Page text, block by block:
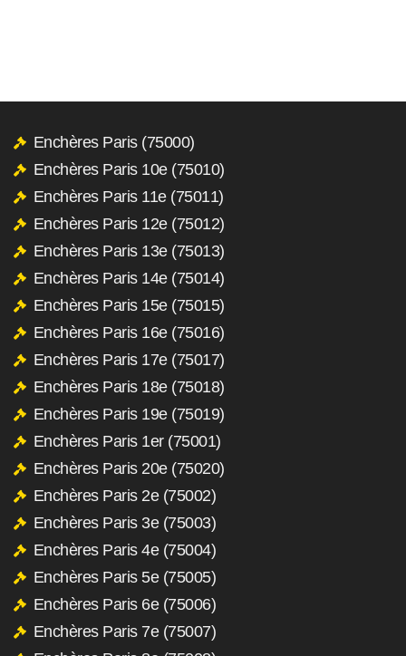
Enchères Paris (75000)
Enchères Paris 10e (75010)
Enchères Paris 11e (75011)
Enchères Paris 12e (75012)
Enchères Paris 13e (75013)
Enchères Paris 14e (75014)
Enchères Paris 15e (75015)
Enchères Paris 16e (75016)
Enchères Paris 17e (75017)
Enchères Paris 18e (75018)
Enchères Paris 19e (75019)
Enchères Paris 1er (75001)
Enchères Paris 20e (75020)
Enchères Paris 2e (75002)
Enchères Paris 3e (75003)
Enchères Paris 4e (75004)
Enchères Paris 5e (75005)
Enchères Paris 6e (75006)
Enchères Paris 7e (75007)